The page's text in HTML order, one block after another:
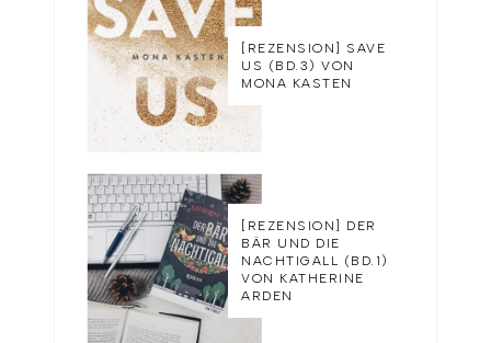
[REZENSION] SAVE
US (BD.3) VON
MONA KASTEN
[REZENSION] DER
BÄR UND DIE
NACHTIGALL (BD.1)
VON KATHERINE
ARDEN